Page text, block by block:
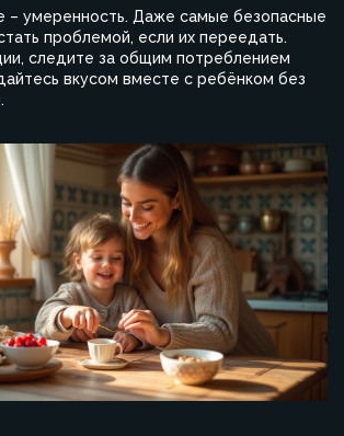
– умеренность. Даже самые безопасные
проблемой, если их переедать.
следите за общим потреблением
вкусом вместе с ребёнком без